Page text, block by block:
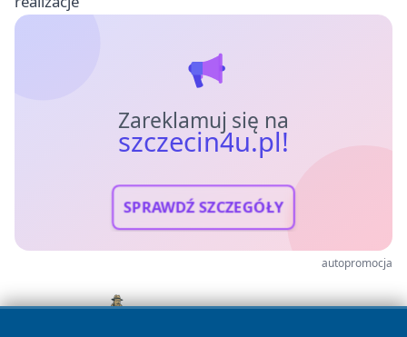
Zareklamuj się na
szczecin4u.pl!
SPRAWDŹ SZCZEGÓŁY
autopromocja